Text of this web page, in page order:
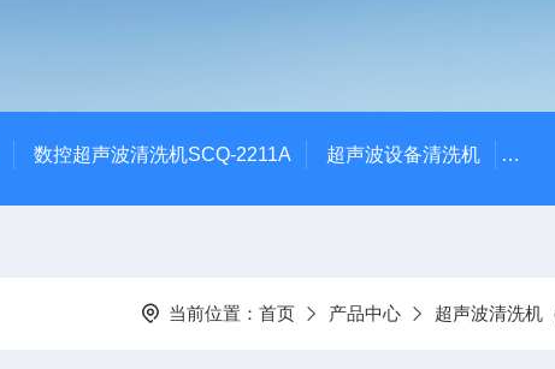
数控超声波清洗机SCQ-2211A 超声波设备清洗机 数
当前位置： 首页 产品中心 超声波清洗机